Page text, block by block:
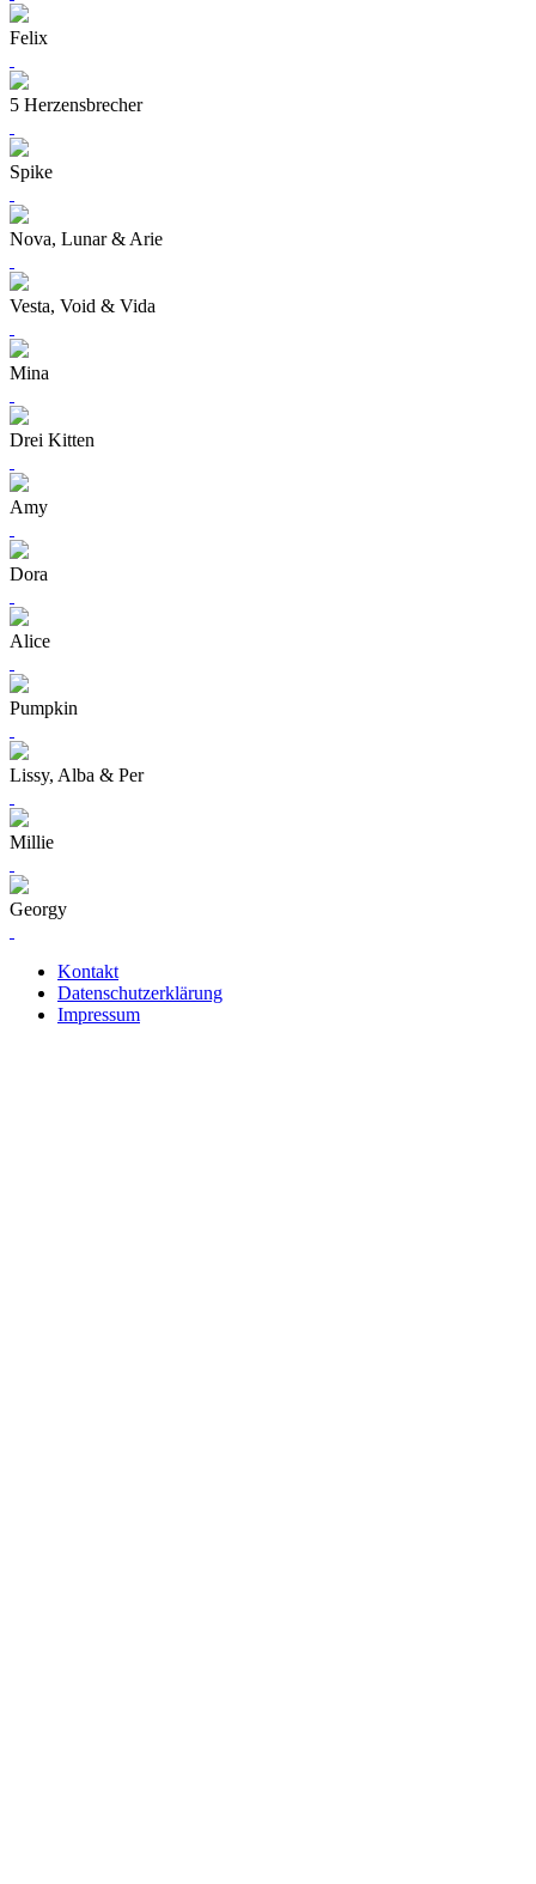
Felix
5 Herzensbrecher
Spike
Nova, Lunar & Arie
Vesta, Void & Vida
Mina
Drei Kitten
Amy
Dora
Alice
Pumpkin
Lissy, Alba & Per
Millie
Georgy
Kontakt
Datenschutzerklärung
Impressum